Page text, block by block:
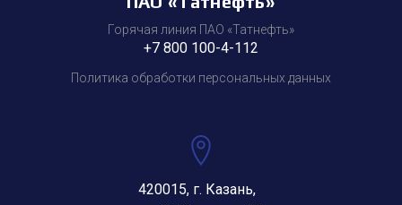
Горячая линия ПАО «Татнефть»
+7 800 100-4-112
Политика обработки персональных данных
420015, г. Казань,